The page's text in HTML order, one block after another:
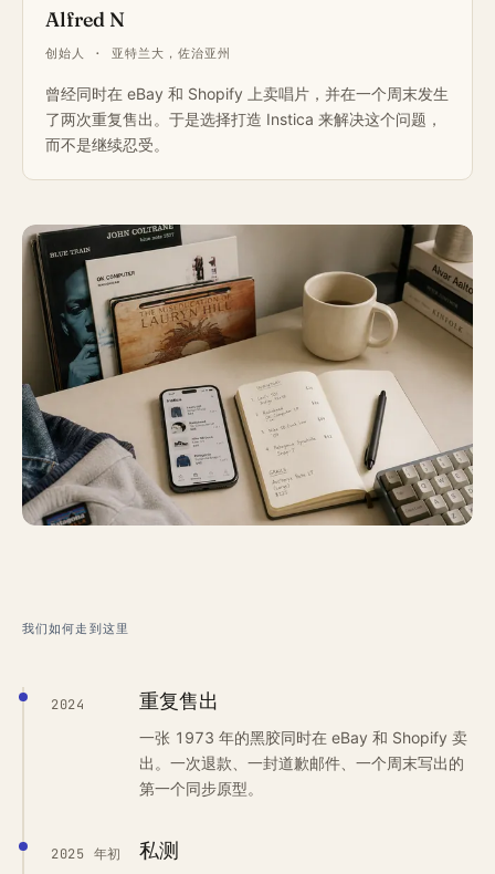
Alfred N
创始人 · 亚特兰大，佐治亚州
曾经同时在 eBay 和 Shopify 上卖唱片，并在一个周末发生
了两次重复售出。于是选择打造 Instica 来解决这个问题，
而不是继续忍受。
我们如何走到这里
2024 重复售出
一张 1973 年的黑胶同时在 eBay 和 Shopify 卖
出。一次退款、一封道歉邮件、一个周末写出的
第一个同步原型。
2025 年初 私测